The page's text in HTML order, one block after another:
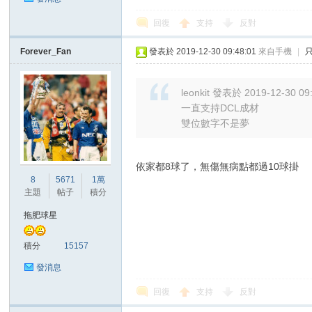
回復 支持 反對
Forever_Fan
8
主題
5671
帖子
1萬
積分
拖肥球星
積分 15157
發消息
發表於 2019-12-30 09:48:01 來自手機
leonkit 發表於 2019-12-30
一直支持DCL成材
雙位數字不是夢
依家都8球了，無傷無病點都過10球掛
回復 支持 反對